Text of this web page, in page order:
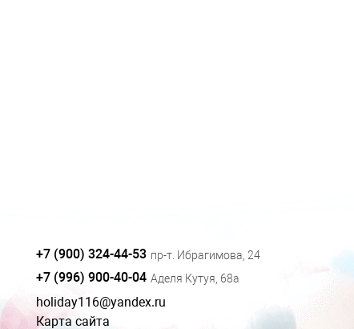
+7 (900) 324-44-53 пр-т. Ибрагимова, 24
+7 (996) 900-40-04 Аделя Кутуя, 68а
holiday116@yandex.ru
Карта сайта